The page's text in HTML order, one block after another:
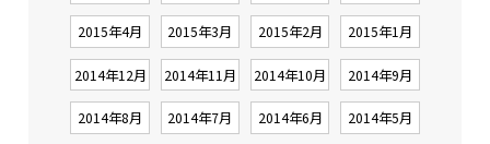
2015年4月 2015年3月 2015年2月 2015年1月
2014年12月 2014年11月 2014年10月 2014年9月
2014年8月 2014年7月 2014年6月 2014年5月